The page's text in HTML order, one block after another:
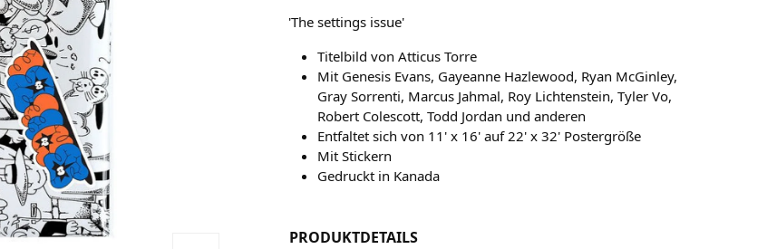
'The settings issue'
Titelbild von Atticus Torre
Mit Genesis Evans, Gayeanne Hazlewood, Ryan McGinley,
Gray Sorrenti, Marcus Jahmal, Roy Lichtenstein, Tyler Vo,
Robert Colescott, Todd Jordan und anderen
Entfaltet sich von 11' x 16' auf 22' x 32' Postergröße
Mit Stickern
Gedruckt in Kanada
PRODUKTDETAILS